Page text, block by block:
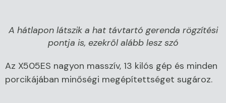
A hátlapon látszik a hat távtartó gerenda rögzítési
pontja is, ezekről alább lesz szó
Az X505ES nagyon masszív, 13 kilós gép és minden
porcikájában minőségi megépítettséget sugároz.